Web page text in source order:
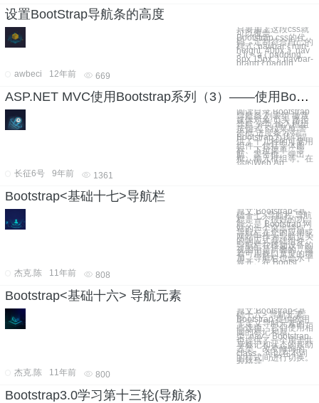
设置BootStrap导航条的高度
只要加上这段css就
可以覆盖
Bootstrap.css的代
码，定制符合自己的
样式 .navbar { min-
height: 40px; } .nav
> li > a { padding:
8px 15px; } .navbar-
brand { paddin
awbeci
12年前 669
ASP.NET MVC使用Bootstrap系列（3）——使用Bootstrap 组件
阅读目录 Bootstrap
导航条 列表组 徽章
媒体对象 页头 路径
导航 分页 输入框组
按钮式下拉菜单 警
告框 进度条 小结
Bootstrap为我们提
供了十几种的可复用
组件，包括字体图
标、下拉菜单、导
航、警告框、弹出
框、输入框组等。在
你的Web Ap
长征6号
9年前 1361
Bootstrap<基础十七>导航栏
原文:Bootstrap<基
础十七>导航栏 导航
栏是一个很好的功
能，是 Bootstrap 网
站的一个突出特点。
导航栏在您的应用或
网站中作为导航页头
的响应式基础组件。
导航栏在移动设备的
视图中是折叠的，随
着可用视口宽度的增
加，导航栏也会水平
展开。在 Bootst
杰克.陈
11年前 808
Bootstrap<基础十六> 导航元素
原文:Bootstrap<基
础十六> 导航元素
Bootstrap 提供的用
于定义导航元素的一
些选项。它们使用相
同的标记和基
类 .nav。Bootstrap
也提供了一个用于共
享标记和状态的帮助
器类。改变修饰的
class，可以在不同
的样式间进行切换。
表格导
杰克.陈
11年前 800
Bootstrap3.0学习第十三轮(导航条)